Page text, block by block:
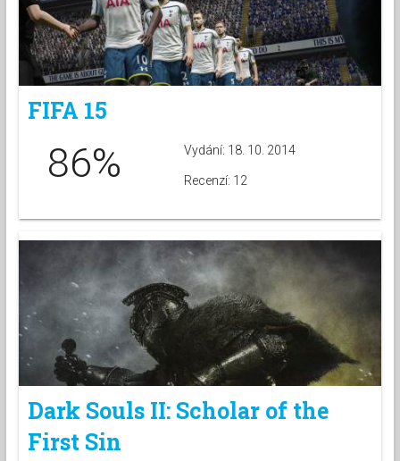
FIFA 15
86% Vydání: 18. 10. 2014
Recenzí: 12
Dark Souls II: Scholar of the
First Sin